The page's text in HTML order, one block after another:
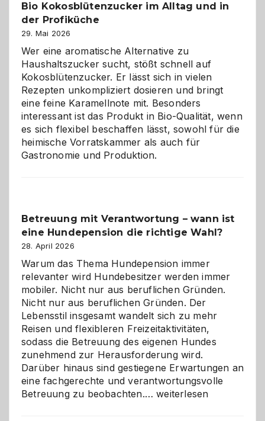
Gefahr
für
Hunde
im
eigenen
Zuhause
Bio Kokosblütenzucker im Alltag und in
der Profiküche
29. Mai 2026
Wer eine aromatische Alternative zu
Haushaltszucker sucht, stößt schnell auf
Kokosblütenzucker. Er lässt sich in vielen
Rezepten unkompliziert dosieren und bringt
eine feine Karamellnote mit. Besonders
interessant ist das Produkt in Bio-Qualität, wenn
es sich flexibel beschaffen lässt, sowohl für die
heimische Vorratskammer als auch für
Gastronomie und Produktion.
Betreuung mit Verantwortung – wann ist
eine Hundepension die richtige Wahl?
28. April 2026
Warum das Thema Hundepension immer
relevanter wird Hundebesitzer werden immer
mobiler. Nicht nur aus beruflichen Gründen.
Nicht nur aus beruflichen Gründen. Der
Lebensstil insgesamt wandelt sich zu mehr
Reisen und flexibleren Freizeitaktivitäten,
sodass die Betreuung des eigenen Hundes
zunehmend zur Herausforderung wird.
Darüber hinaus sind gestiegene Erwartungen an
eine fachgerechte und verantwortungsvolle
Betreuung zu beobachten.…Betreuung
weiterlesen